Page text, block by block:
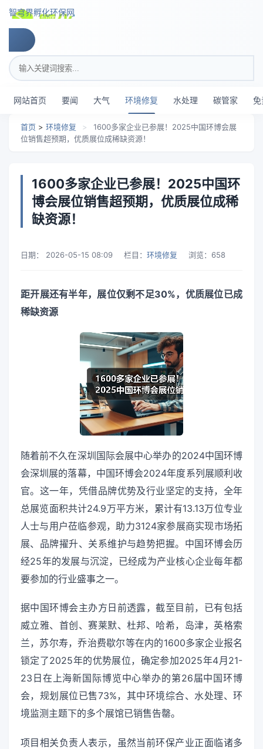
智穹界孵化环保网
搜索关键词
网站首页 要闻 大气 环境修复 水处理 碳管家 免
首页 > 环境修复 >
1600多家企业已参展！2025中国环博会展
位销售超预期，优质展位成稀缺资源！
1600多家企业已参展！2025中国环
博会展位销售超预期，优质展位成稀
缺资源！
日期： 2026-05-15 08:09 栏目： 环境修复 浏览： 658
距开展还有半年，展位仅剩不足30%，优质展位已成
稀缺资源
随着前不久在深圳国际会展中心举办的2024中国环博
会深圳展的落幕，中国环博会2024年度系列展顺利收
官。这一年，凭借品牌优势及行业坚定的支持，全年
总展览面积共计24.9万平方米，累计有13.13万位专业
人士与用户莅临参观，助力3124家参展商实现市场拓
展、品牌擢升、关系维护与趋势把握。中国环博会历
经25年的发展与沉淀，已经成为产业核心企业每年都
要参加的行业盛事之一。
据中国环博会主办方日前透露，截至目前，已有包括
威立雅、首创、赛莱默、杜邦、哈希，岛津，英格索
兰，苏尔寿，乔治费歇尔等在内的1600多家企业报名
锁定了2025年的优势展位，确定参加2025年4月21-
23日在上海新国际博览中心举办的第26届中国环博
会，规划展位已售73%，其中环境综合、水处理、环
境监测主题下的多个展馆已销售告罄。
项目相关负责人表示，虽然当前环保产业正面临诸多